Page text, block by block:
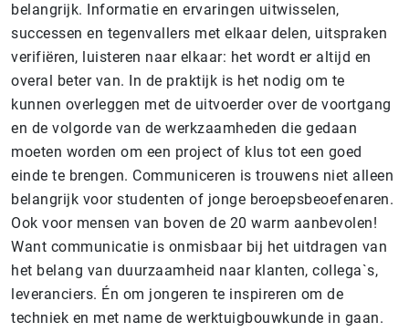
belangrijk. Informatie en ervaringen uitwisselen,
successen en tegenvallers met elkaar delen, uitspraken
verifiëren, luisteren naar elkaar: het wordt er altijd en
overal beter van. In de praktijk is het nodig om te
kunnen overleggen met de uitvoerder over de voortgang
en de volgorde van de werkzaamheden die gedaan
moeten worden om een project of klus tot een goed
einde te brengen. Communiceren is trouwens niet alleen
belangrijk voor studenten of jonge beroepsbeoefenaren.
Ook voor mensen van boven de 20 warm aanbevolen!
Want communicatie is onmisbaar bij het uitdragen van
het belang van duurzaamheid naar klanten, collega`s,
leveranciers. Én om jongeren te inspireren om de
techniek en met name de werktuigbouwkunde in gaan.